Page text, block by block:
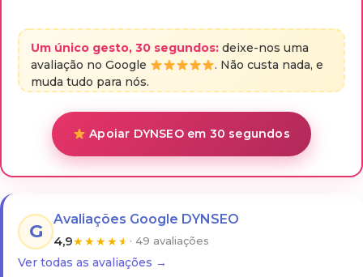
Um único gesto, 30 segundos: deixe-nos uma
avaliação no Google
. Não custa nada, e
muda tudo para nós.
Apoiar DYNSEO em 30 segundos
G
Avaliações Google DYNSEO
4,9★★★★★ · 49 avaliações
Ver todas as avaliações →